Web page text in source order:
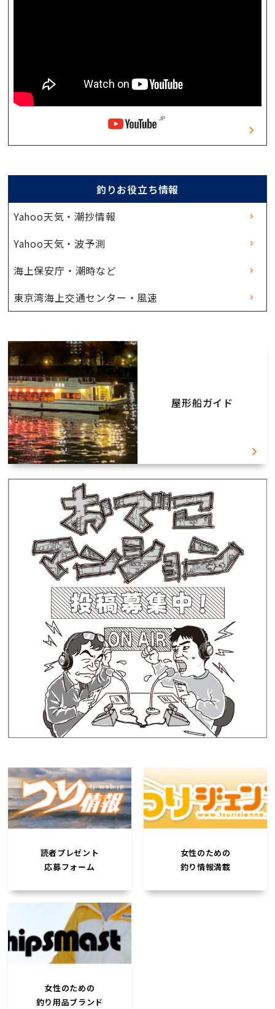
釣りお役立ち情報
Yahoo天気・潮抄情報
Yahoo天気・波予測
海上保安庁・潮時など
東京湾海上交通センター・風速
屋形船ガイド
読者プレゼント
応募フォーム
女性のための
釣り情報満載
女性のための
釣り用品ブランド